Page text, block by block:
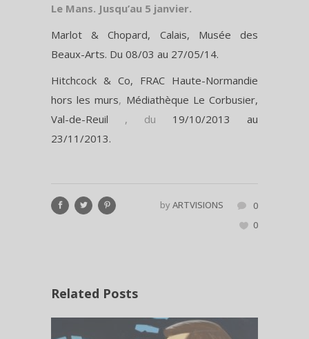
Le Mans. Jusqu’au 5 janvier.
Marlot & Chopard, Calais, Musée des
Beaux-Arts. Du 08/03 au 27/05/14.
Hitchcock & Co, FRAC Haute-Normandie
hors les murs, Médiathèque Le Corbusier,
Val-de-Reuil , du 19/10/2013 au
23/11/2013.
byARTVISIONS
0
0
Related Posts